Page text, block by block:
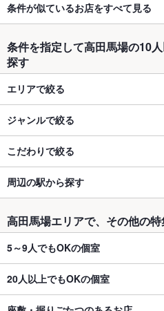
条件が似ているお店をすべて見る
条件を指定して高田馬場の10
探す
エリアで絞る
ジャンルで絞る
こだわりで絞る
周辺の駅から探す
高田馬場エリアで、その他の
5～9人でもOKの個室
20人以上でもOKの個室